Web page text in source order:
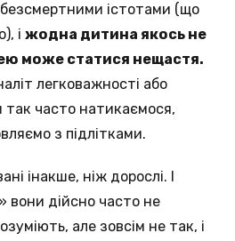
істотами (що
і жодна дитина якось не
може статися нещастя.
легковажності або
так часто натикаємося,
з підлітками.
інакше, ніж дорослі. І
вони дійсно часто не
але зовсім не так, і